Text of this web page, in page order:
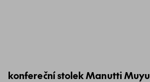
konfereční stolek Manutti Muyu